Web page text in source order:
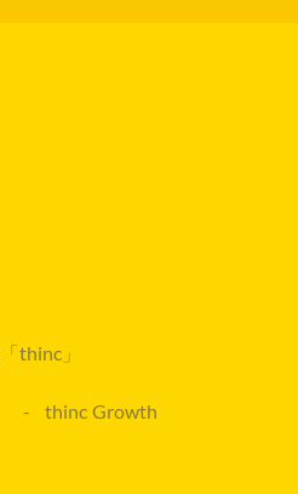
「thinc」
thinc Growth